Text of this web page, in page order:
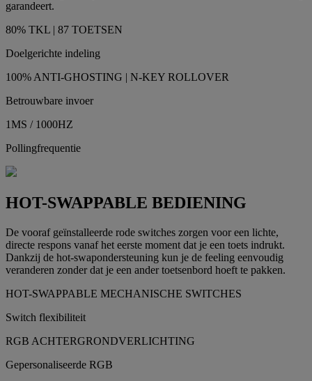
garandeert.
80% TKL | 87 TOETSEN
Doelgerichte indeling
100% ANTI-GHOSTING | N-KEY ROLLOVER
Betrouwbare invoer
1MS / 1000HZ
Pollingfrequentie
HOT-SWAPPABLE BEDIENING
De vooraf geïnstalleerde rode switches zorgen voor een lichte,
directe respons vanaf het eerste moment dat je een toets indrukt.
Dankzij de hot-swapondersteuning kun je de feeling eenvoudig
veranderen zonder dat je een ander toetsenbord hoeft te pakken.
HOT-SWAPPABLE MECHANISCHE SWITCHES
Switch flexibiliteit
RGB ACHTERGRONDVERLICHTING
Gepersonaliseerde RGB